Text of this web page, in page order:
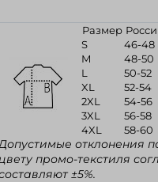
Размер
S
46-48
M
48-50
L
50-52
XL
52-54
2XL
54-56
3XL
56-58
4XL
58-60
отклонения
промо-текстиля
±5%.